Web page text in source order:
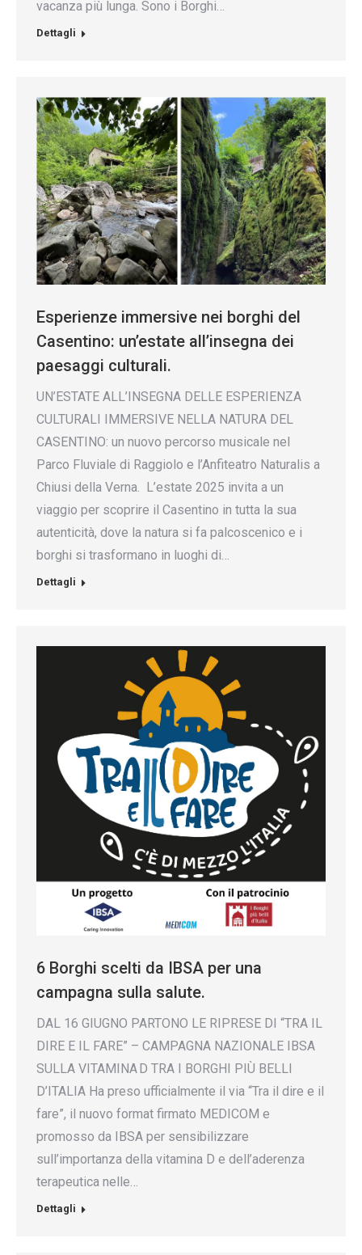
vacanza più lunga. Sono i Borghi…
Dettagli
Esperienze immersive nei borghi del
Casentino: un’estate all’insegna dei
paesaggi culturali.
UN’ESTATE ALL’INSEGNA DELLE ESPERIENZA
CULTURALI IMMERSIVE NELLA NATURA DEL
CASENTINO: un nuovo percorso musicale nel
Parco Fluviale di Raggiolo e l’Anfiteatro Naturalis a
Chiusi della Verna. L’estate 2025 invita a un
viaggio per scoprire il Casentino in tutta la sua
autenticità, dove la natura si fa palcoscenico e i
borghi si trasformano in luoghi di…
Dettagli
6 Borghi scelti da IBSA per una
campagna sulla salute.
DAL 16 GIUGNO PARTONO LE RIPRESE DI “TRA IL
DIRE E IL FARE” – CAMPAGNA NAZIONALE IBSA
SULLA VITAMINA D TRA I BORGHI PIÙ BELLI
D’ITALIA Ha preso ufficialmente il via “Tra il dire e il
fare”, il nuovo format firmato MEDICOM e
promosso da IBSA per sensibilizzare
sull’importanza della vitamina D e dell’aderenza
terapeutica nelle…
Dettagli